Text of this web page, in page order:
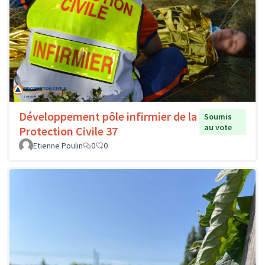
Développement pôle infirmier de la
Protection Civile 37
Soumis
au vote
Etienne Poulin
0 0